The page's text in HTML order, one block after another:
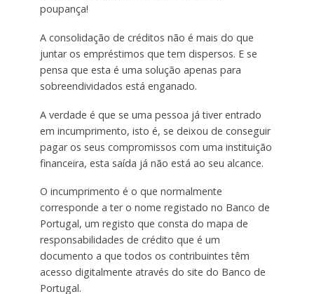
poupança!
A consolidação de créditos não é mais do que
juntar os empréstimos que tem dispersos. E se
pensa que esta é uma solução apenas para
sobreendividados está enganado.
A verdade é que se uma pessoa já tiver entrado
em incumprimento, isto é, se deixou de conseguir
pagar os seus compromissos com uma instituição
financeira, esta saída já não está ao seu alcance.
O incumprimento é o que normalmente
corresponde a ter o nome registado no Banco de
Portugal, um registo que consta do mapa de
responsabilidades de crédito que é um
documento a que todos os contribuintes têm
acesso digitalmente através do site do Banco de
Portugal.